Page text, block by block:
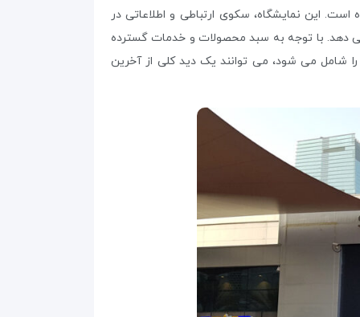
این نمایشگاه، سکوی ارتباطی و اطلاعاتی در
می دهد. با توجه به سبد محصولات و خدمات گسترده
را شامل می شود، می توانند یک دید کلی از آخرین